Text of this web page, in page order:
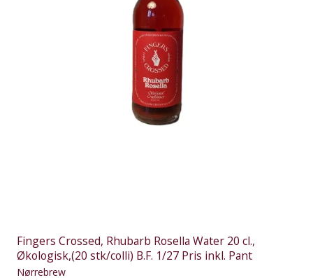
Fingers Crossed, Rhubarb Rosella Water 20 cl.,
Økologisk,(20 stk/colli) B.F. 1/27 Pris inkl. Pant
Nørrebrew